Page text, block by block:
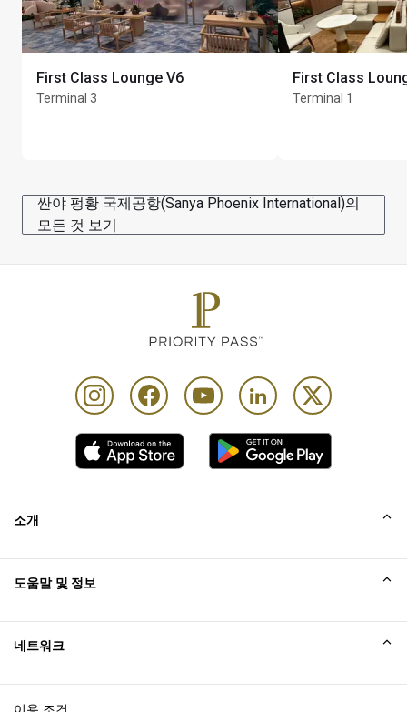
First Class Lounge V6
Terminal 3
First Class
Terminal 1
싼야 펑황 국제공항(Sanya Phoenix International)의
모든 것 보기
소개
Excellence Awards
도움말 및 정보
네트워크